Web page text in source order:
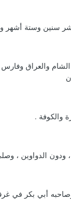
والعراق